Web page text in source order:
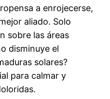
a enrojecerse,
aliado. Solo
sobre las áreas
disminuye el
solares?
para calmar y